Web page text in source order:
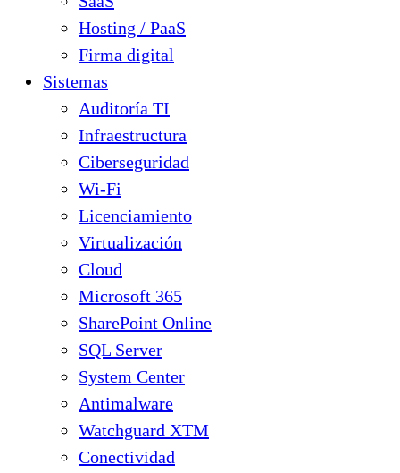
Hosting / PaaS
Firma digital
Sistemas
Auditoría TI
Infraestructura
Ciberseguridad
Wi-Fi
Licenciamiento
Virtualización
Cloud
Microsoft 365
SharePoint Online
SQL Server
System Center
Antimalware
Watchguard XTM
Conectividad